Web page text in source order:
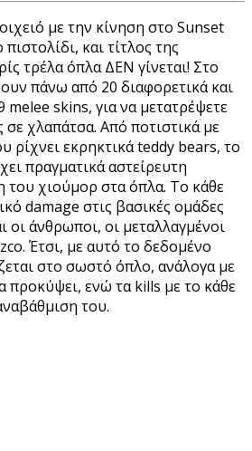
με την κίνηση στο Sunset
και τίτλος της
τρέλα όπλα ΔΕΝ γίνεται! Στο
πάνω από 20 διαφορετικά και
melee skins, για να μετατρέψετε
σε χλαπάτσα. Από ποτιστικά με
ρίχνει εκρηκτικά teddy bears, το
πραγματικά αστείρευτη
του χιούμορ στα όπλα. Το κάθε
damage στις βασικές ομάδες
οι άνθρωποι, οι μεταλλαγμένοι
Έτσι, με αυτό το δεδομένο
στο σωστό όπλο, ανάλογα με
προκύψει, ενώ τα kills με το κάθε
του.